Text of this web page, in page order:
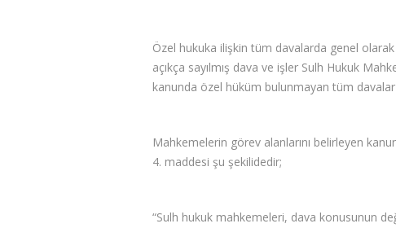
Özel hukuka ilişkin tüm davalarda genel
açıkça sayılmış dava ve işler Sulh Hukuk
kanunda özel hüküm bulunmayan tüm
Mahkemelerin görev alanlarını belirleyen
4. maddesi şu şekilidedir;
“Sulh hukuk mahkemeleri, dava konusunun